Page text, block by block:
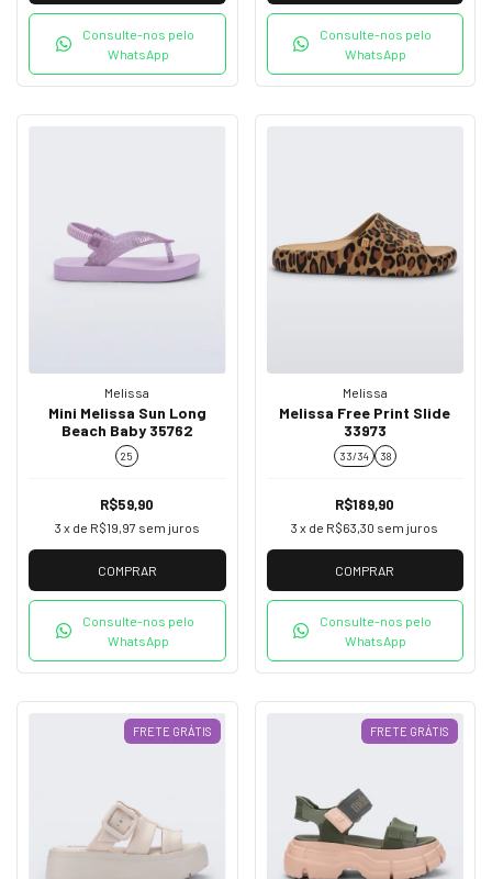
Consulte-nos pelo
WhatsApp
Consulte-nos pelo
WhatsApp
Melissa
Mini Melissa Sun Long
Beach Baby 35762
25
R$59,90
3 x de R$19,97 sem juros
COMPRAR
Consulte-nos pelo
WhatsApp
Melissa
Melissa Free Print Slide
33973
33/34 38
R$189,90
3 x de R$63,30 sem juros
COMPRAR
Consulte-nos pelo
WhatsApp
FRETE GRÁTIS FRETE GRÁTIS